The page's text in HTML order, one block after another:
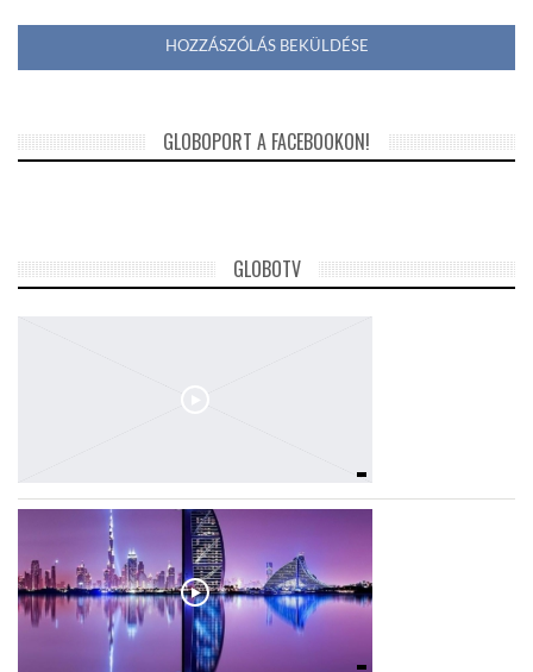
GLOBOPORT A FACEBOOKON!
GLOBOTV